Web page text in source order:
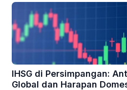
IHSG di Persimpangan:
Global dan Harapan